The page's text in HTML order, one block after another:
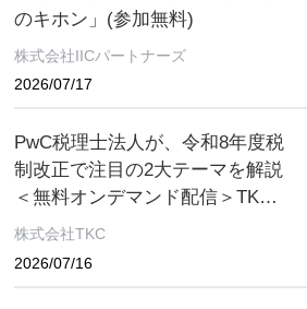
のキホン」(参加無料)
株式会社IICパートナーズ
2026/07/17
PwC税理士法人が、令和8年度税
制改正で注目の2大テーマを解説
＜無料オンデマンド配信＞TKC
税制改正セミナー 2026年8月31
株式会社TKC
2026/07/16